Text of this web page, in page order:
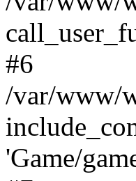
#6
/var/www/
'Game/